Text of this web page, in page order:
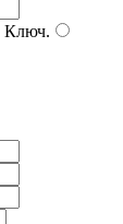
Ключ.